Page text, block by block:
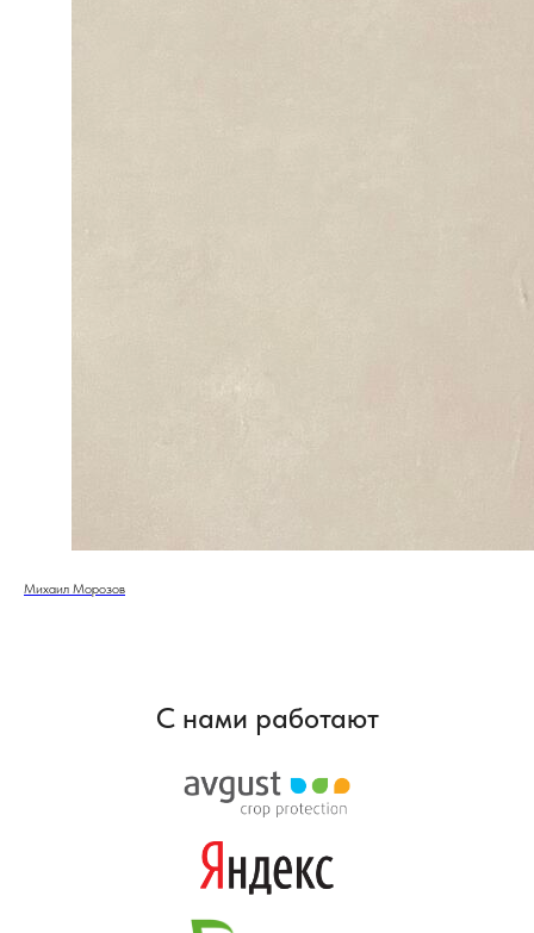
Михаил Морозов
С нами работают